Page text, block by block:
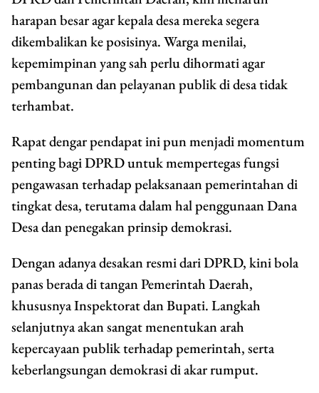
harapan besar agar kepala desa mereka segera
dikembalikan ke posisinya. Warga menilai,
kepemimpinan yang sah perlu dihormati agar
pembangunan dan pelayanan publik di desa tidak
terhambat.
Rapat dengar pendapat ini pun menjadi momentum
penting bagi DPRD untuk mempertegas fungsi
pengawasan terhadap pelaksanaan pemerintahan di
tingkat desa, terutama dalam hal penggunaan Dana
Desa dan penegakan prinsip demokrasi.
Dengan adanya desakan resmi dari DPRD, kini bola
panas berada di tangan Pemerintah Daerah,
khususnya Inspektorat dan Bupati. Langkah
selanjutnya akan sangat menentukan arah
kepercayaan publik terhadap pemerintah, serta
keberlangsungan demokrasi di akar rumput.